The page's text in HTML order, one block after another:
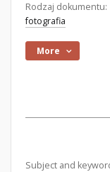
Rodzaj dokumentu:
fotografia
More
Subject and